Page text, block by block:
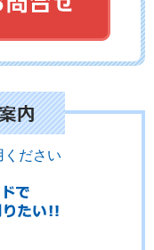
No.15-073
ください